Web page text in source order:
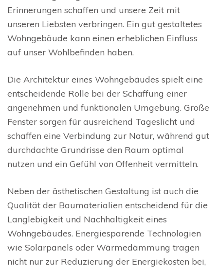
Erinnerungen schaffen und unsere Zeit mit
unseren Liebsten verbringen. Ein gut gestaltetes
Wohngebäude kann einen erheblichen Einfluss
auf unser Wohlbefinden haben.
Die Architektur eines Wohngebäudes spielt eine
entscheidende Rolle bei der Schaffung einer
angenehmen und funktionalen Umgebung. Große
Fenster sorgen für ausreichend Tageslicht und
schaffen eine Verbindung zur Natur, während gut
durchdachte Grundrisse den Raum optimal
nutzen und ein Gefühl von Offenheit vermitteln.
Neben der ästhetischen Gestaltung ist auch die
Qualität der Baumaterialien entscheidend für die
Langlebigkeit und Nachhaltigkeit eines
Wohngebäudes. Energiesparende Technologien
wie Solarpanels oder Wärmedämmung tragen
nicht nur zur Reduzierung der Energiekosten bei,